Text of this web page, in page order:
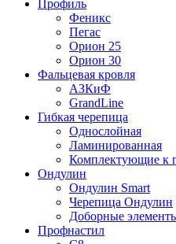
Профиль
Феникс
Пегас
Орион 25
Орион 30
Фальцевая кровля
АЗКиФ
GrandLine
Гибкая черепица
Однослойная
Ламинированная
Комплектующие к
Ондулин
Ондулин Smart
Черепица Ондулин
Доборные
Профнастил